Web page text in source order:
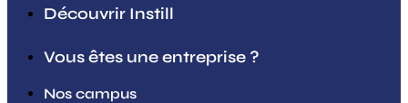
Découvrir Instill
Vous êtes une entreprise ?
Nos campus